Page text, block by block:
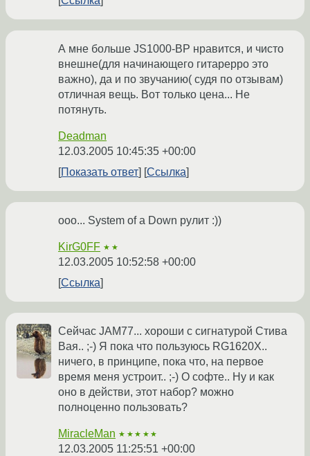
А мне больше JS1000-BP нравится, и чисто
внешне(для начинающего гитарерро это
важно), да и по звучанию( судя по отзывам)
отличная вещь. Вот только цена... Не
потянуть.
Deadman
12.03.2005 10:45:35 +00:00
Показать ответ
Ссылка
ооо... System of a Down рулит :))
KirG0FF ★★
12.03.2005 10:52:58 +00:00
Ссылка
Сейчас JAM77... хороши с сигнатурой Стива
Вая.. ;-) Я пока что пользуюсь RG1620X..
ничего, в принципе, пока что, на первое
время меня устроит.. ;-) О софте.. Ну и как
оно в действи, этот набор? можно
полноценно пользовать?
MiracleMan ★★★★★
12.03.2005 11:25:51 +00:00